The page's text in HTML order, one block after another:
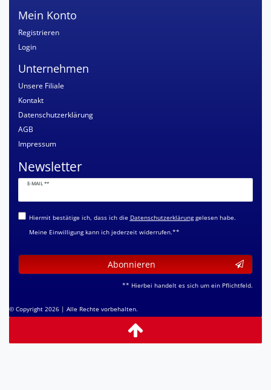
Mein Konto
Registrieren
Login
Unternehmen
Unsere Filiale
Kontakt
Datenschutzerklärung
AGB
Impressum
Newsletter
E-MAIL **
Newsletter
Honig
Hiermit bestätige ich, dass ich die Daten­schutz­erklärunggelesen habe.
Meine Einwilligung kann ich jederzeit widerrufen.**
Abonnieren
** Hierbei handelt es sich um ein Pflichtfeld.
© Copyright 2026 | Alle Rechte vorbehalten.